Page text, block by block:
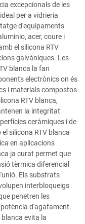
excepcionals de les
per a vidrieria
d'equipaments
acer, coure i
el silicona RTV
galvàniques. Les
blanca la fan
electrònics on és
i materials compostos
RTV blanca,
la integritat
ceràmiques i de
silicona RTV blanca
en aplicacions
ja curat permet que
tèrmica diferencial
Els substrats
interbloqueigs
penetren les
d'agafament.
evita la